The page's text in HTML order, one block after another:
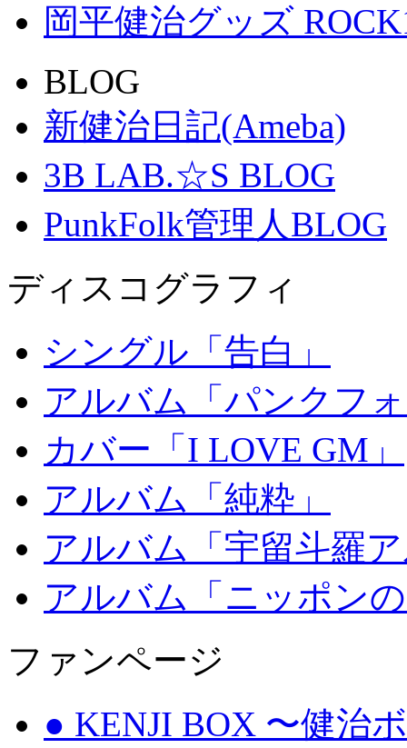
岡平健治グッズ
BLOG
新健治日記(Ameba)
3B LAB.☆S BLOG
PunkFolk管理人BLOG
ディスコグラフィ
シングル「告白」
アルバム「パンクフ
カバー「I LOVE GM」
アルバム「純粋」
アルバム「宇留斗羅
アルバム「ニッポン
ファンページ
● KENJI BOX 〜健治